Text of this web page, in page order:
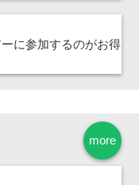
に参加するのがお得
more